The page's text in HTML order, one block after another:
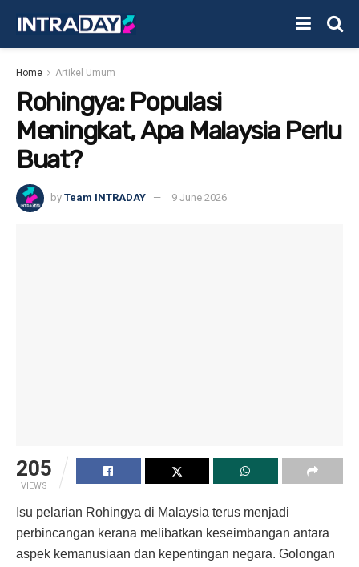
Home Artikel Umum
Rohingya: Populasi
Meningkat, Apa Malaysia Perlu
Buat?
by Team INTRADAY 9 June 2026
205
VIEWS
Isu pelarian Rohingya di Malaysia terus menjadi
perbincangan kerana melibatkan keseimbangan antara
aspek kemanusiaan dan kepentingan negara. Golongan